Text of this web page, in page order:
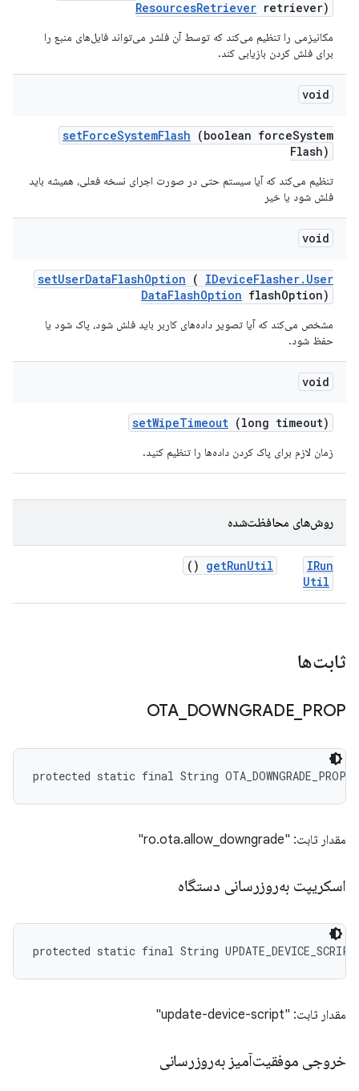
ResourcesRetriever retriever)
مکانیزمی را تنظیم می‌کند که توسط آن فلشر می‌تواند فایل‌های منبع را
برای فلش کردن بازیابی کند.
void
setForceSystemFlash (boolean forceSystem
Flash)
تنظیم می‌کند که آیا سیستم حتی در صورت اجرای نسخه فعلی، همیشه باید
فلش شود یا خیر
void
setUserDataFlashOption ( IDeviceFlasher. User
DataFlashOption flashOption)
مشخص می‌کند که آیا تصویر داده‌های کاربر باید فلش شود، پاک شود یا
حفظ شود.
void
setWipeTimeout (long timeout)
زمان لازم برای پاک کردن داده‌ها را تنظیم کنید.
روش‌های محافظت‌شده
IRun
Util
getRunUtil
()
ثابت‌ها
OTA_ DOWNGRADE PROP
protected static final String OTA_DOWNGRADE_PROP
مقدار ثابت: "ro.ota.allow_downgrade"
اسکریپت به‌روزرسانی دستگاه
protected static final String UPDATE_DEVICE_SCRIPT
مقدار ثابت: "update-device-script"
خروجی موفقیت‌آمیز به‌روزرسانی